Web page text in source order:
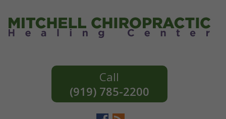
(919) 785-2200